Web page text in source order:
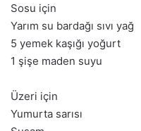
Sosu için
Yarım su bardağı sıvı yağ
5 yemek kaşığı yoğurt
1 şişe maden suyu
Üzeri için
Yumurta sarısı